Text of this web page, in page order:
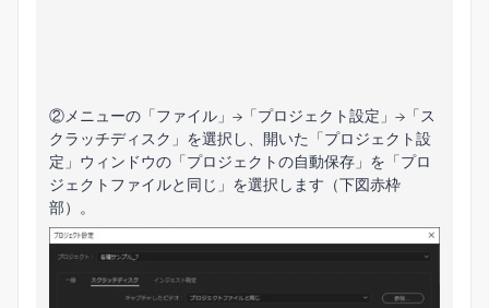
②メニューの「ファイル」→「プロジェクト設定」→「ス
クラッチディスク」を選択し、開いた「プロジェクト設
定」ウィンドウの「プロジェクトの自動保存」を「プロ
ジェクトファイルと同じ」を選択します（下図赤枠
部）。